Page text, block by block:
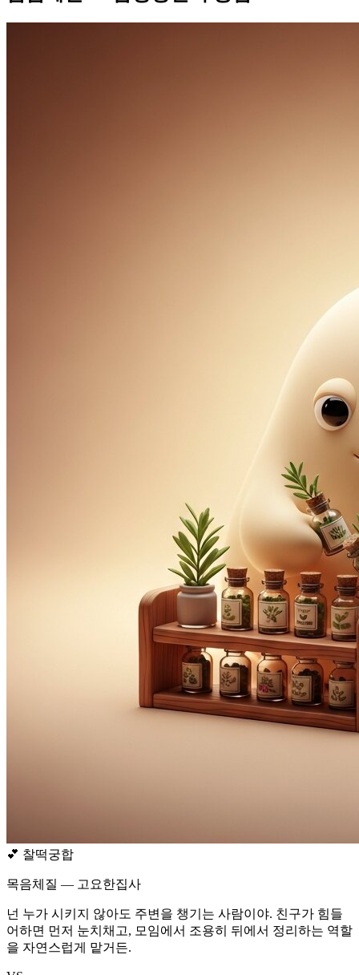
💕 찰떡궁합
목음체질 — 고요한집사
넌 누가 시키지 않아도 주변을 챙기는 사람이야. 친구가 힘들
어하면 먼저 눈치채고, 모임에서 조용히 뒤에서 정리하는 역할
을 자연스럽게 맡거든.